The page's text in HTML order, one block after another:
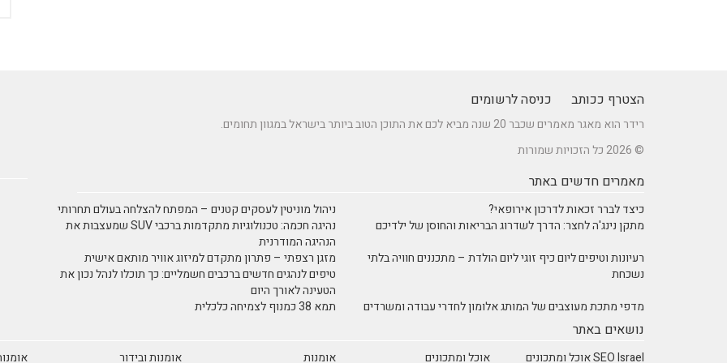
הצטרף ככותב כניסה לרשומים
רידר הוא מאגר מאמרים שכבר 20 שנה מביא לכם את התוכן הטוב ביותר בישראל במגוון תחומים.
© 2026 כל הזכויות שמורות
מאמרים חדשים באתר
כיצד לברר זכאות לדרכון אירופאי?
ניהול מוניטין לעסקים קטנים – המפתח להצלחה בעולם תחרותי
מתקן נינג'ה לחצר: הדרך לשדרוג הבריאות והחוסן של ילדיכם
נהיגה חכמה: טכנולוגיות מתקדמות ברכבי SUV שמעצבות את
הנהיגה המודרנית
רעיונות וטיפים ליום כיף זוגי ליום הולדת – מתכננים חוויה בלתי
נשכחת
מזגן רצפתי – פתרון מתקדם למיזוג אוויר מותאם אישית
טיפים לנהגים חדשים ברכבים חשמליים: כך תוכלו לנהל נכון את
הטעינה לאורך היום
מדפי מתכת מעוצבים של המותג אלומון לחדרי עבודה ומשרדים
תמא 38 כמנוף לצמיחה כלכלית
נושאים באתר
SEO Israel אוכל ומתכונים אוכל ומתכונים אומנות אומנות ובידור